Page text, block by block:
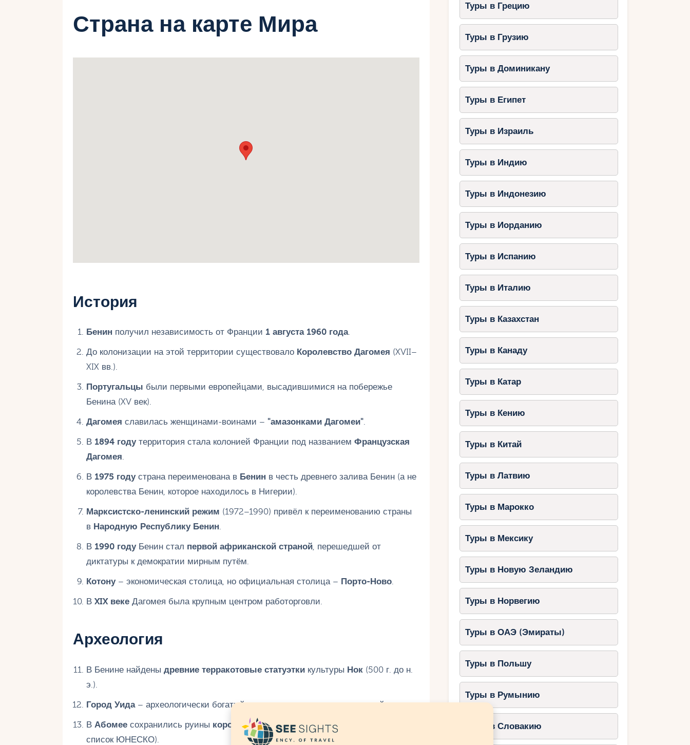
Страна на карте Мира
История
Бенин получил независимость от Франции 1 августа 1960 года.
До колонизации на этой территории существовало Королевство Дагомея (XVII–
XIX вв.).
Португальцы были первыми европейцами, высадившимися на побережье
Бенина (XV век).
Дагомея славилась женщинами-воинами – "амазонками Дагомеи".
В 1894 годутерритория стала колонией Франции под названием Французская
Дагомея.
В 1975 годустрана переименована в Бенин в честь древнего залива Бенин (а не
королевства Бенин, которое находилось в Нигерии).
Марксистско-ленинский режим (1972–1990) привёл к переименованию страны
в Народную Республику Бенин.
В 1990 годуБенин стал первой африканской страной, перешедшей от
диктатуры к демократии мирным путём.
Котону– экономическая столица, но официальная столица – Порто-Ново.
В XIX векеДагомея была крупным центром работорговли.
Археология
В Бенине найдены древние терракотовые статуэткикультуры Нок(500 г. до н.
э.).
Город Уида– археологически богатый регион с остатками колониальной эпохи.
В Абомеесохранились руины королевских дворцов Дагомеи
список ЮНЕСКО).
Туры в Грецию
Туры в Грузию
Туры в Доминикану
Туры в Египет
Туры в Израиль
Туры в Индию
Туры в Индонезию
Туры в Иорданию
Туры в Испанию
Туры в Италию
Туры в Казахстан
Туры в Канаду
Туры в Катар
Туры в Кению
Туры в Китай
Туры в Латвию
Туры в Марокко
Туры в Мексику
Туры в Новую Зеландию
Туры в Норвегию
Туры в ОАЭ (Эмираты)
Туры в Польшу
Туры в Румынию
Туры в Словакию